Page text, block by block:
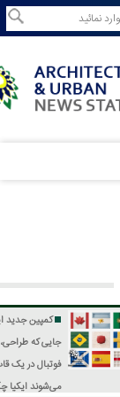
کمپین جدید ایکیا؛
جایی که طراحی، فرهنگ و
فوتبال در یک قاب جمع
ایکیا چگونه جام